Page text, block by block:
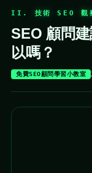
II. 技術 SEO 觀
SEO 顧問
以嗎？
免費SEO顧問學習小教室